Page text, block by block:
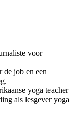
voor
de job en een
yoga teacher
als lesgever yoga